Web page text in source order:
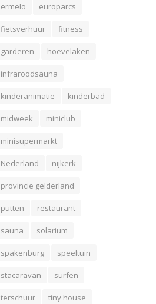
ermelo europarcs
fietsverhuur fitness
garderen hoevelaken
infraroodsauna
kinderanimatie kinderbad
midweek miniclub
minisupermarkt
Nederland nijkerk
provincie gelderland
putten restaurant
sauna solarium
spakenburg speeltuin
stacaravan surfen
terschuur tiny house